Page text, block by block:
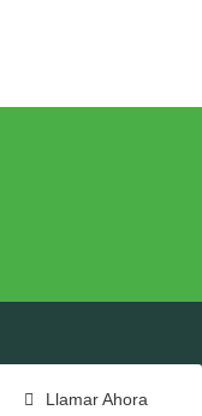
Llamar Ahora